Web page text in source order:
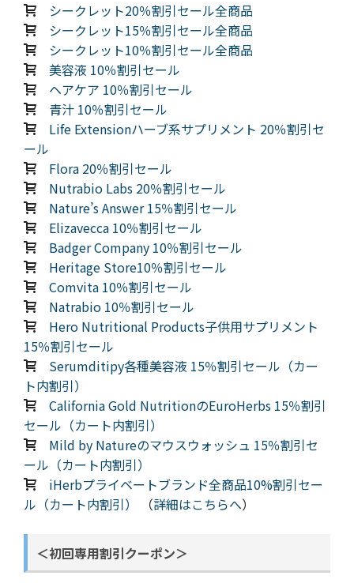
シークレット20％割引セール全商品
シークレット15％割引セール全商品
シークレット10％割引セール全商品
美容液 10％割引セール
ヘアケア 10％割引セール
青汁 10％割引セール
Life Extensionハーブ系サプリメント 20％割引セ
ール
Flora 20％割引セール
Nutrabio Labs 20％割引セール
Nature’s Answer 15％割引セール
Elizavecca 10％割引セール
Badger Company 10％割引セール
Heritage Store10％割引セール
Comvita 10％割引セール
Natrabio 10％割引セール
Hero Nutritional Products子供用サプリメント
15％割引セール
Serumditipy各種美容液 15％割引セール（カー
ト内割引）
California Gold NutritionのEuroHerbs 15％割引
セール（カート内割引）
Mild by Natureのマウスウォッシュ 15％割引セ
ール（カート内割引）
iHerbプライベートブランド全商品10%割引セー
ル（カート内割引）
（詳細はこちらへ）
＜初回専用割引クーポン＞